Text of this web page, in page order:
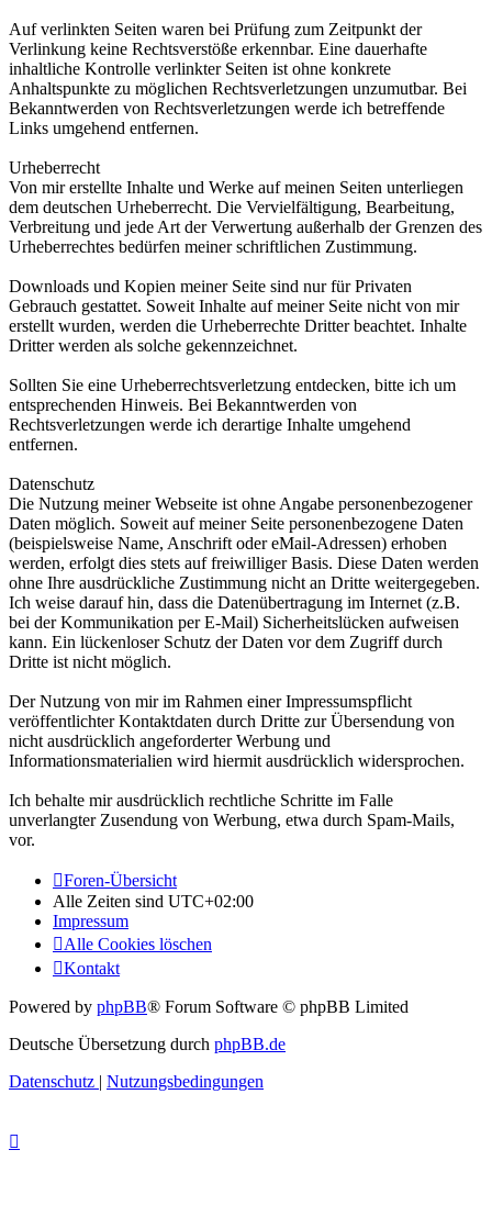
Auf verlinkten Seiten waren bei Prüfung zum Zeitpunkt der
Verlinkung keine Rechtsverstöße erkennbar. Eine dauerhafte
inhaltliche Kontrolle verlinkter Seiten ist ohne konkrete
Anhaltspunkte zu möglichen Rechtsverletzungen unzumutbar. Bei
Bekanntwerden von Rechtsverletzungen werde ich betreffende
Links umgehend entfernen.
Urheberrecht
Von mir erstellte Inhalte und Werke auf meinen Seiten unterliegen
dem deutschen Urheberrecht. Die Vervielfältigung, Bearbeitung,
Verbreitung und jede Art der Verwertung außerhalb der Grenzen des
Urheberrechtes bedürfen meiner schriftlichen Zustimmung.
Downloads und Kopien meiner Seite sind nur für Privaten
Gebrauch gestattet. Soweit Inhalte auf meiner Seite nicht von mir
erstellt wurden, werden die Urheberrechte Dritter beachtet. Inhalte
Dritter werden als solche gekennzeichnet.
Sollten Sie eine Urheberrechtsverletzung entdecken, bitte ich um
entsprechenden Hinweis. Bei Bekanntwerden von
Rechtsverletzungen werde ich derartige Inhalte umgehend
entfernen.
Datenschutz
Die Nutzung meiner Webseite ist ohne Angabe personenbezogener
Daten möglich. Soweit auf meiner Seite personenbezogene Daten
(beispielsweise Name, Anschrift oder eMail-Adressen) erhoben
werden, erfolgt dies stets auf freiwilliger Basis. Diese Daten werden
ohne Ihre ausdrückliche Zustimmung nicht an Dritte weitergegeben.
Ich weise darauf hin, dass die Datenübertragung im Internet (z.B.
bei der Kommunikation per E-Mail) Sicherheitslücken aufweisen
kann. Ein lückenloser Schutz der Daten vor dem Zugriff durch
Dritte ist nicht möglich.
Der Nutzung von mir im Rahmen einer Impressumspflicht
veröffentlichter Kontaktdaten durch Dritte zur Übersendung von
nicht ausdrücklich angeforderter Werbung und
Informationsmaterialien wird hiermit ausdrücklich widersprochen.
Ich behalte mir ausdrücklich rechtliche Schritte im Falle
unverlangter Zusendung von Werbung, etwa durch Spam-Mails,
vor.
Foren-Übersicht
Alle Zeiten sind UTC+02:00
Impressum
Alle Cookies löschen
Kontakt
Powered by phpBB® Forum Software © phpBB Limited
Deutsche Übersetzung durch phpBB.de
Datenschutz | Nutzungsbedingungen